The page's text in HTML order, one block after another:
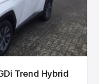
Trend Hybrid